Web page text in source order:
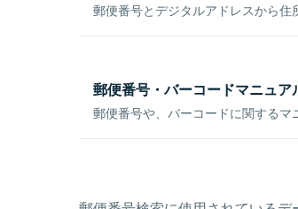
郵便番号とデジタルアドレスから住
郵便番号・バーコードマニュア
郵便番号や、バーコードに関するマ